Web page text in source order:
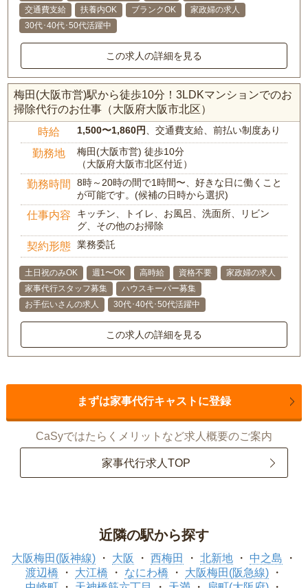
交通費支給
扶養内OK ブランクOK
家政婦の求人
30代･40代･50代活躍中
この求人の詳細を見る
梅田(大阪市営)駅から徒歩10分！3LDKマンションでのお
掃除代行のお仕事（大阪府大阪市北区）
時給 1,500〜1,860円、交通費支給、前払い制度あり
勤務地
梅田(大阪市営) 徒歩10分
（大阪府大阪市北区付近）
勤務時間
8時～20時の間で1時間〜、好きな日に働くこと
が可能です。(候補の日時から選択)
仕事内容
キッチン、トイレ、お風呂、洗面所、リビン
グ、その他のお掃除
契約形態 業務委託
土日祝のみOK 週1〜OK 高時給 資格不要
家政婦の求人
家事代行スタッフ募集
ハウスキーパー募集
お手伝いさんの求人
30代･40代･50代活躍中
この求人の詳細を見る
まずは家事代行キャストに登録
CaSyではたらくメリットなど求人概要のご案内
家事代行求人TOP
近隣の駅から探す
大阪梅田(阪神線) 大阪 西梅田 北新地
中之島
渡辺橋
大江橋 なにわ橋
大阪梅田(阪急線)